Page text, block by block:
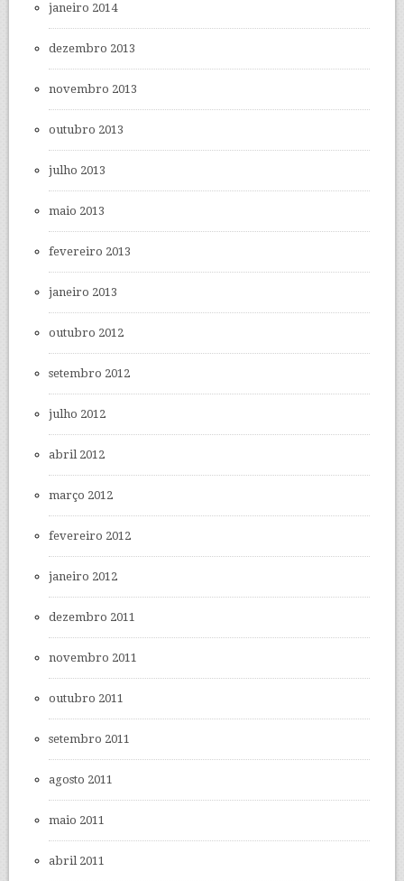
janeiro 2014
dezembro 2013
novembro 2013
outubro 2013
julho 2013
maio 2013
fevereiro 2013
janeiro 2013
outubro 2012
setembro 2012
julho 2012
abril 2012
março 2012
fevereiro 2012
janeiro 2012
dezembro 2011
novembro 2011
outubro 2011
setembro 2011
agosto 2011
maio 2011
abril 2011